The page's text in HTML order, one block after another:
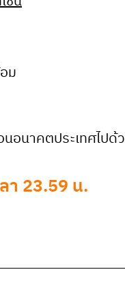
ม
อนาคตประเทศไปด้
า 23.59 น.